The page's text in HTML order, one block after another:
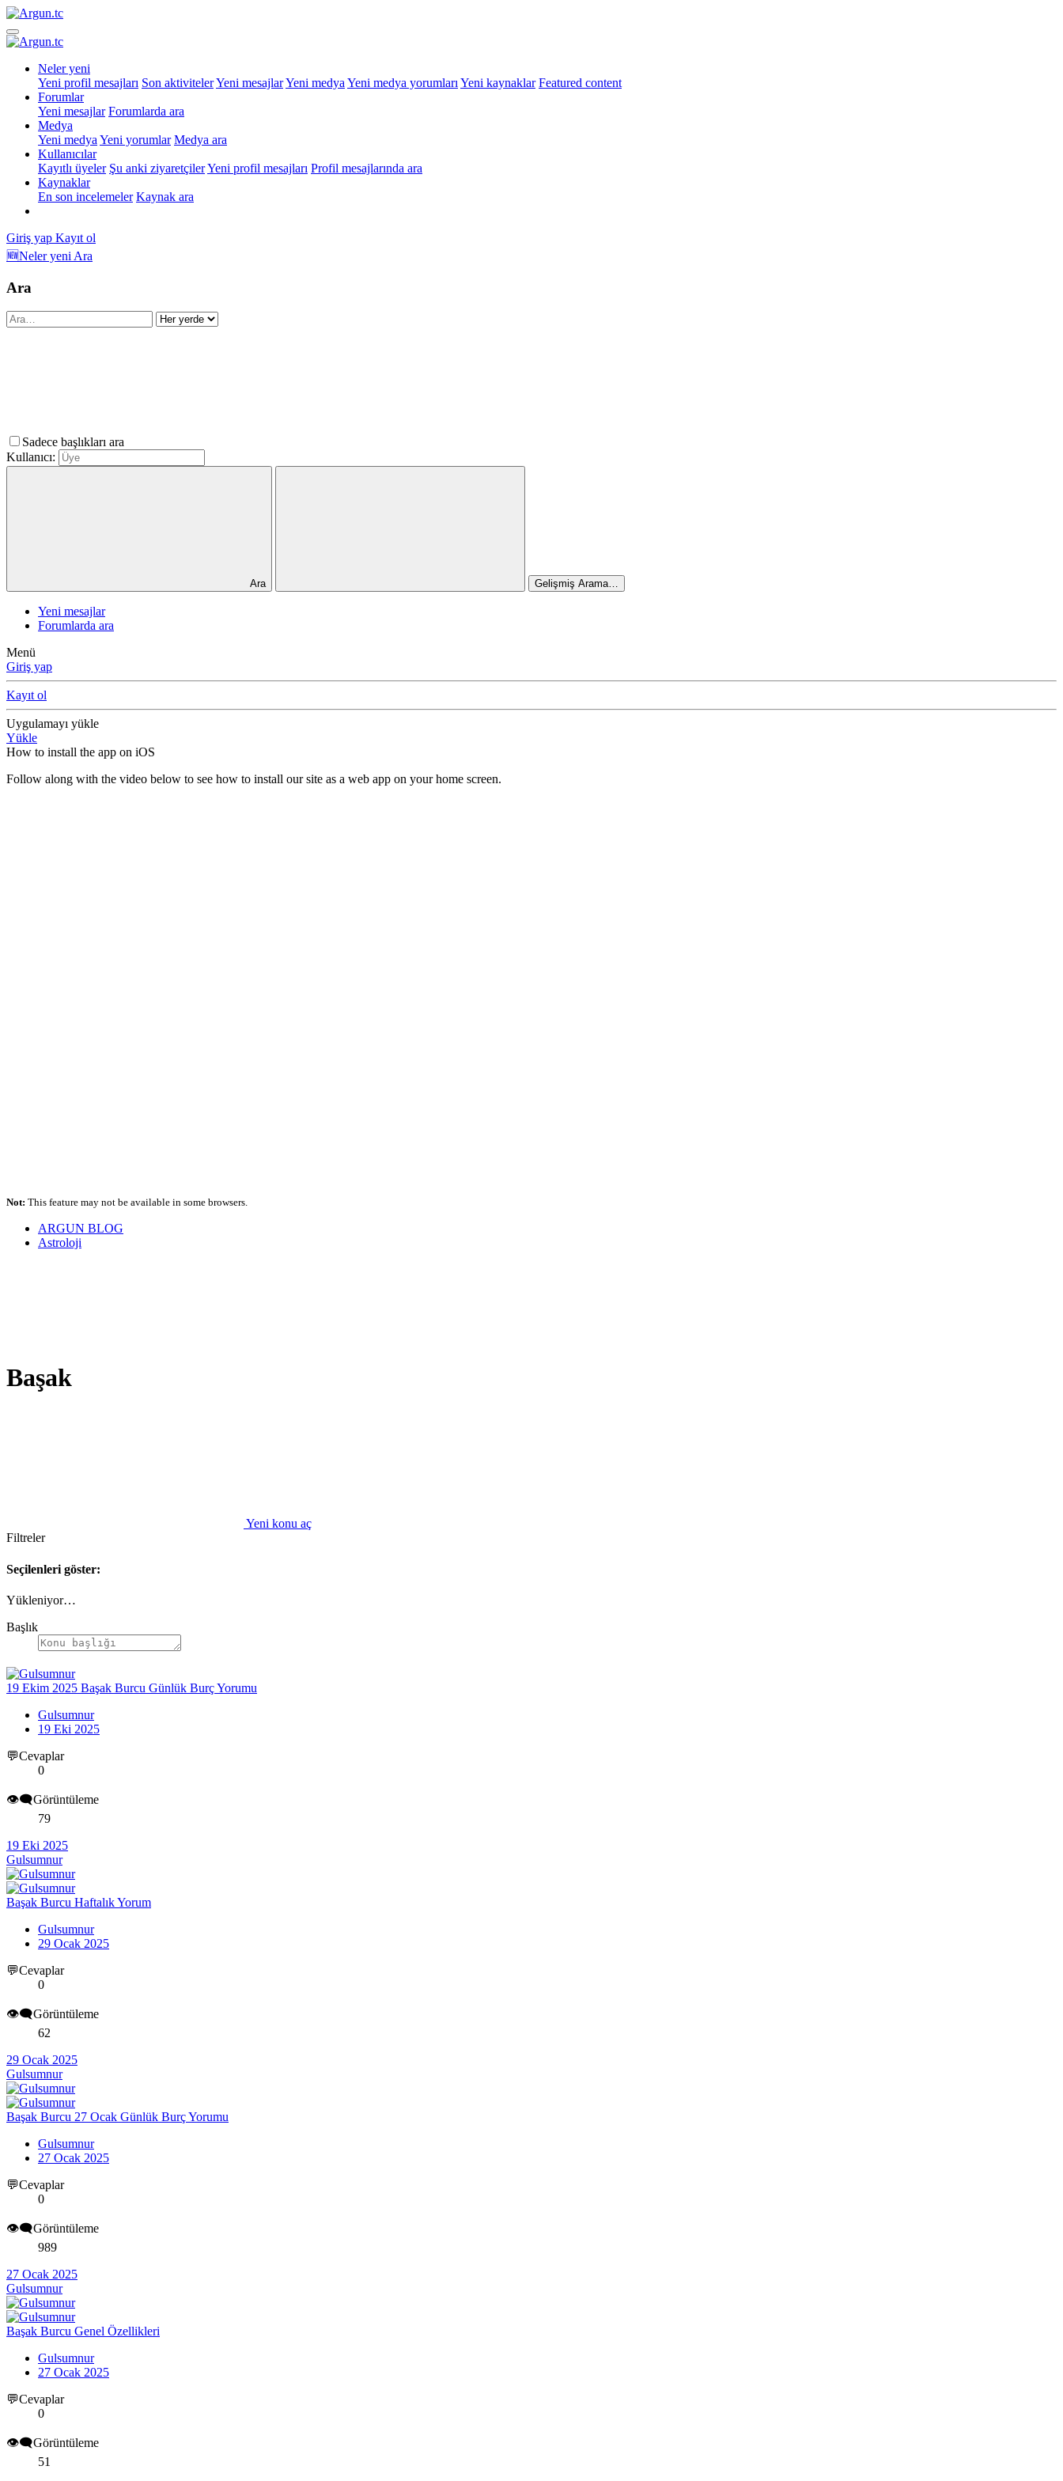
Neler yeni
Yeni profil mesajları Son aktivitelerYeni mesajlarYeni medya Yeni medya yorumları Yeni kaynaklar Featured content
Forumlar
Yeni mesajlar Forumlarda ara
Medya
Yeni medya Yeni yorumlar Medya ara
Kullanıcılar
Kayıtlı üyeler Şu anki ziyaretçilerYeni profil mesajları Profil mesajlarında ara
Kaynaklar
En son incelemeler Kaynak ara
Giriş yap Kayıt ol
🆕Neler yeni Ara
Ara
Sadece başlıkları ara
Kullanıcı:
Ara Gelişmiş Arama…
Yeni mesajlar
Forumlarda ara
Menü
Giriş yap
Kayıt ol
Uygulamayı yükle
Yükle
How to install the app on iOS
Follow along with the video below to see how to install our site as a web app on your home screen.
Not: This feature may not be available in some browsers.
ARGUN BLOG
Astroloji
Başak
Yeni konu aç
Filtreler
Seçilenleri göster:
Yükleniyor…
Başlık
19 Ekim 2025 Başak Burcu Günlük Burç Yorumu
Gulsumnur
19 Eki 2025
💬Cevaplar
0
👁️‍🗨️Görüntüleme
79
19 Eki 2025
Gulsumnur
Başak Burcu Haftalık Yorum
Gulsumnur
29 Ocak 2025
💬Cevaplar
0
👁️‍🗨️Görüntüleme
62
29 Ocak 2025
Gulsumnur
Başak Burcu 27 Ocak Günlük Burç Yorumu
Gulsumnur
27 Ocak 2025
💬Cevaplar
0
👁️‍🗨️Görüntüleme
989
27 Ocak 2025
Gulsumnur
Başak Burcu Genel Özellikleri
Gulsumnur
27 Ocak 2025
💬Cevaplar
0
👁️‍🗨️Görüntüleme
51